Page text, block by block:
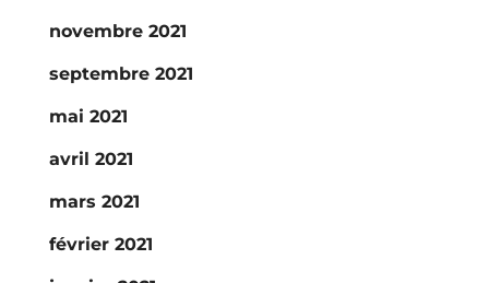
novembre 2021
septembre 2021
mai 2021
avril 2021
mars 2021
février 2021